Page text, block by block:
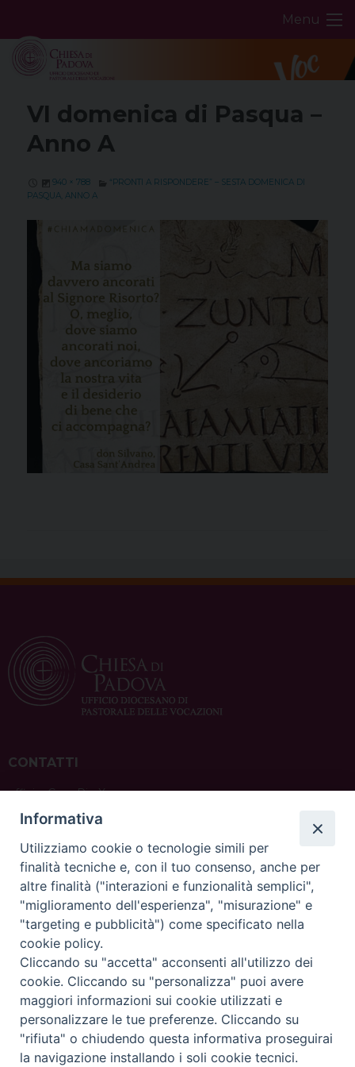
content
Menu
VI domenica di Pasqua –
Anno A
940 × 788
“PRONTI A RISPONDERE” – SESTA DOMENICA DI
PASQUA, ANNO A
CONTATTI
ufficio: Casa Pio X
via Bonporti, 20 – 35141 Padova
tel: +39 351 619 2354
e mail:ufficiovocazionipadova@gmail.com
sede: Casa Sant'Andrea
via Valmarana, 20 – 35133 Padova
instagram:@casasantandreapadova
e mail:casasantandreapadova@gmail.com
Copyright© ChiesadiPadova2022 Privacy Policy
Informativa
Utilizziamo cookie o tecnologie simili per
finalità tecniche e, con il tuo consenso, anche per
altre finalità ("interazioni e funzionalità semplici",
"miglioramento dell'esperienza", "misurazione" e
"targeting e pubblicità") come specificato nella
cookie policy.
Cliccando su "accetta" acconsenti all'utilizzo dei
cookie. Cliccando su "personalizza" puoi avere
maggiori informazioni sui cookie utilizzati e
personalizzare le tue preferenze. Cliccando su
"rifiuta" o chiudendo questa informativa proseguirai
la navigazione installando i soli cookie tecnici.